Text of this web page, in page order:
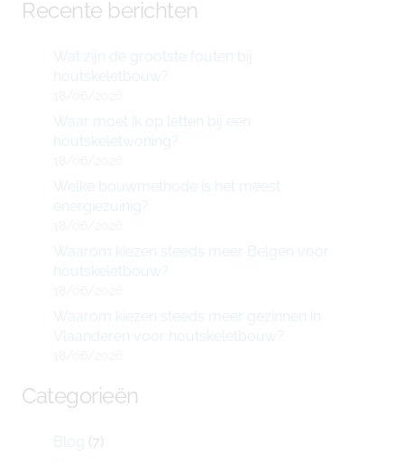
Recente berichten
Wat zijn de grootste fouten bij
houtskeletbouw?
Waar moet ik op letten bij een
houtskeletwoning?
Welke bouwmethode is het meest
energiezuinig?
Waarom kiezen steeds meer Belgen voor
houtskeletbouw?
Waarom kiezen steeds meer gezinnen in
Vlaanderen voor houtskeletbouw?
Categorieën
Blog (7)